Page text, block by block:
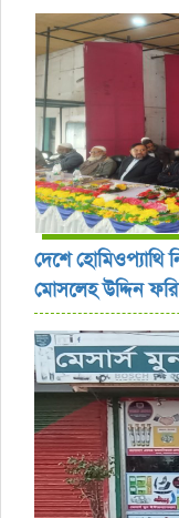
দেশে হোমিওপ্যাথি
মোসলেহ উদ্দিন